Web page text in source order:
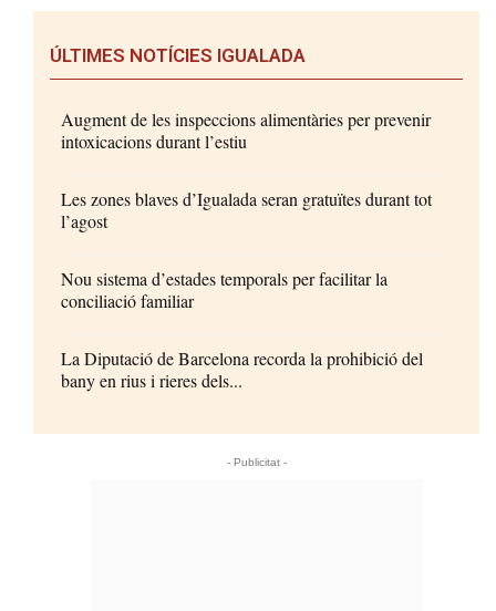
ÚLTIMES NOTÍCIES IGUALADA
Augment de les inspeccions alimentàries per prevenir
intoxicacions durant l’estiu
Les zones blaves d’Igualada seran gratuïtes durant tot
l’agost
Nou sistema d’estades temporals per facilitar la
conciliació familiar
La Diputació de Barcelona recorda la prohibició del
bany en rius i rieres dels...
- Publicitat -